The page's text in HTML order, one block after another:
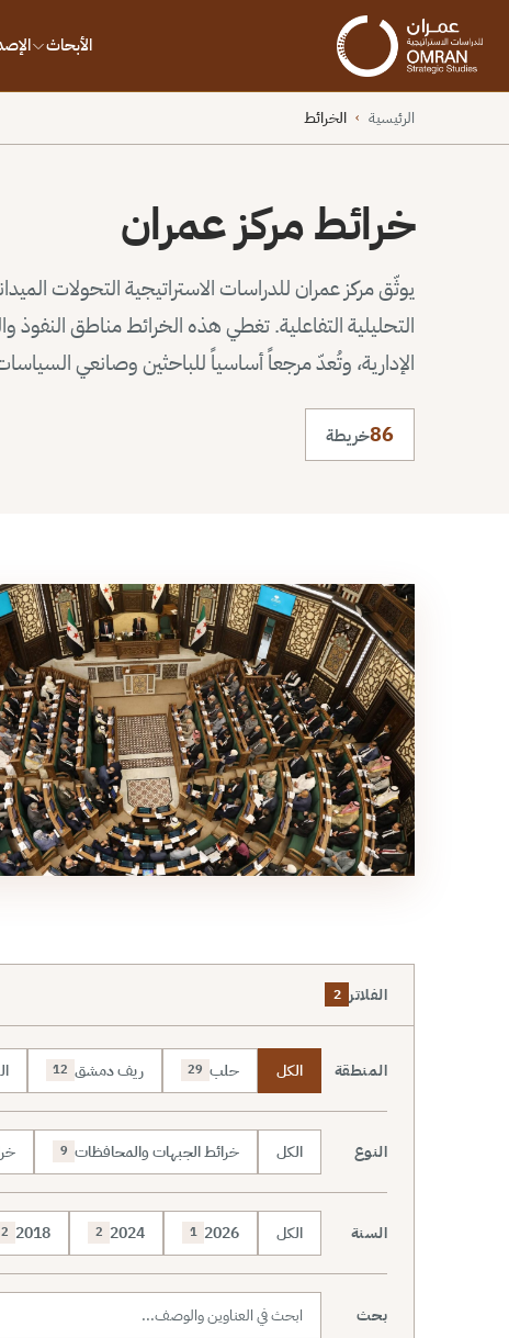
الأبحاث
الرئيسية › الخرائط
خرائط مركز عمران
يوثّق مركز عمران للدراسات الاستراتيجية التحولات
التحليلية التفاعلية. تغطي هذه الخرائط مناطق
الإدارية، وتُعدّ مرجعاً أساسياً للباحثين وصانعي
86خريطة
الفلاتر 2
المنطقة الكل حلب 29 ريف دمشق 12
النوع الكل خرائط الجبهات والمحافظات 9
السنة الكل 2026
1
2024
2
2018
2
بحث